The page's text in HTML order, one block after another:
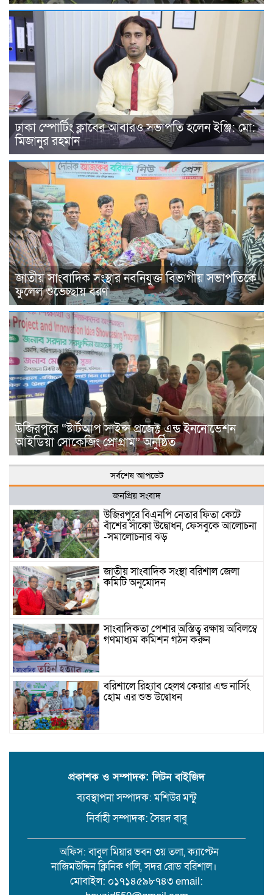
ঢাকা স্পোর্টিং ক্লাবের আবারও সভাপতি হলেন ইঞ্জি: মো:
মিজানুর রহমান
জাতীয় সাংবাদিক সংস্থার নবনিযুক্ত বিভাগীয় সভাপতিকে
ফুলেল শুভেচ্ছায় বরণ
উজিরপুরে “ষ্টার্টআপ সাইন্স প্রজেক্ট এন্ড ইননোভেশন
আইডিয়া সোকেজিং প্রোগ্রাম” অনুষ্ঠিত
সর্বশেষ আপডেট
জনপ্রিয় সংবাদ
উজিরপুরে বিএনপি নেতার ফিতা কেটে
বাঁশের সাঁকো উদ্বোধন, ফেসবুকে আলোচনা
-সমালোচনার ঝড়
জাতীয় সাংবাদিক সংস্থা বরিশাল জেলা
কমিটি অনুমোদন
সাংবাদিকতা পেশার অস্তিত্ব রক্ষায় অবিলম্বে
গণমাধ্যম কমিশন গঠন করুন
বরিশালে রিহ্যাব হেলথ কেয়ার এন্ড নার্সিং
হোম এর শুভ উদ্বোধন
ব্যবসায়ী গ্রেফতার
উজিরপুরে গাজা সেবী আর এক গাজা
সেবীর ১৪ বছরে কিশোরী কন্যাকে বিয়ে,
এলাকায় তোলপাড়
বরিশাল সংস্কৃতিকেন্দ্রের ৩৬ জুলাই
সেমিনার
প্রকাশক ও সম্পাদক: লিটন বাইজিদ
ব্যবস্থাপনা সম্পাদক: মশিউর মন্টু
নির্বাহী সম্পাদক: সৈয়দ বাবু
অফিস: বাবুল মিয়ার ভবন ৩য় তলা, ক্যাপ্টেন
নাজিমউদ্দিন ক্লিনিক গলি, সদর রোড বরিশাল।
মোবাইল: ০১৭১৪৫৯৮৭৪৩ email: